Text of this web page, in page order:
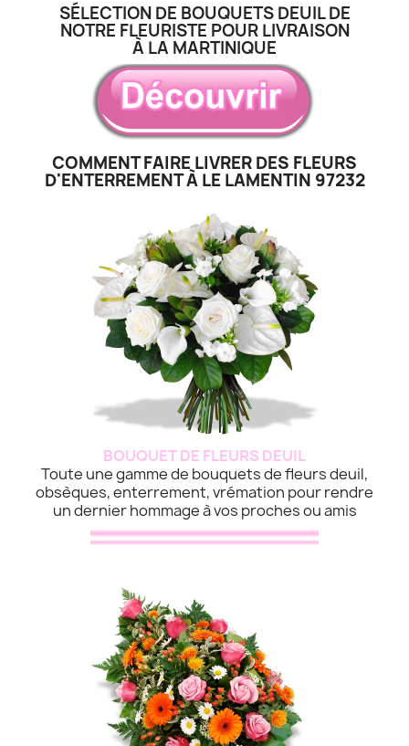
SÉLECTION DE BOUQUETS DEUIL DE
NOTRE FLEURISTE POUR LIVRAISON
À LA MARTINIQUE
COMMENT FAIRE LIVRER DES FLEURS
D'ENTERREMENT À LE LAMENTIN 97232
BOUQUET DE FLEURS DEUIL
Toute une gamme de bouquets de fleurs deuil,
obsèques, enterrement, vrémation pour rendre
un dernier hommage à vos proches ou amis